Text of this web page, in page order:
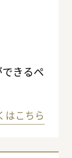
きるペ
はこちら